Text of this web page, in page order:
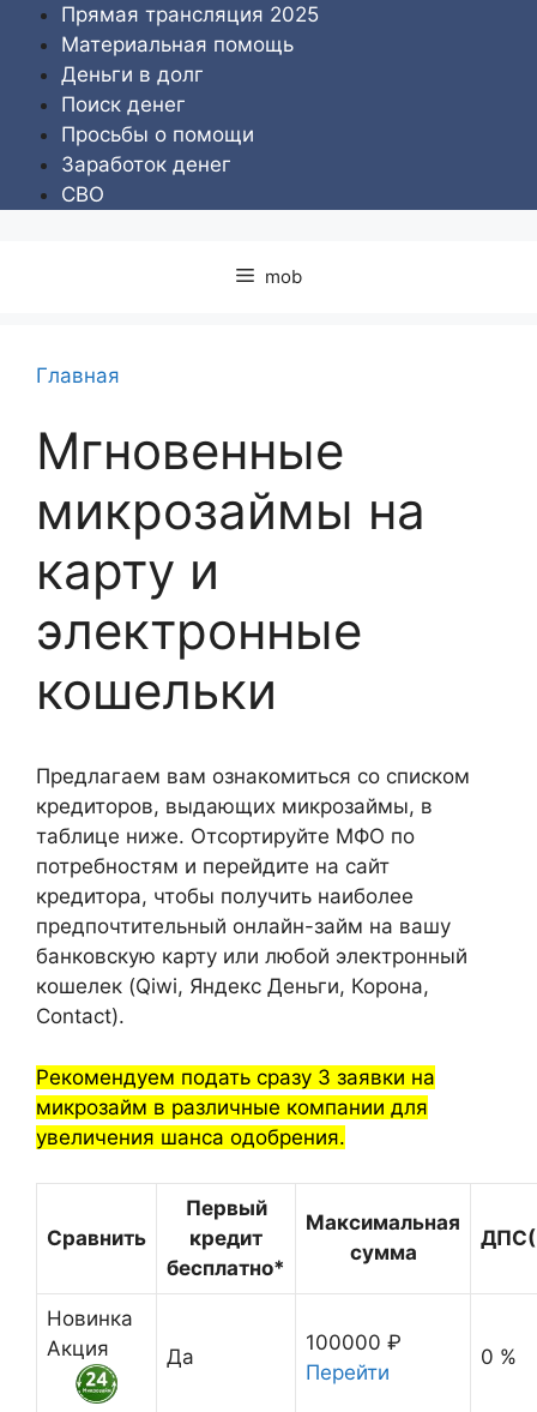
Перейти
содержимому
Прямая трансляция 2025
Материальная помощь
Деньги в долг
Поиск денег
Просьбы о помощи
Заработок денег
СВО
mob
Главная
Мгновенные
микрозаймы на
карту и
электронные
кошельки
Предлагаем вам ознакомиться со списком
кредиторов, выдающих микрозаймы, в
таблице ниже. Отсортируйте МФО по
потребностям и перейдите на сайт
кредитора, чтобы получить наиболее
предпочтительный онлайн-займ на вашу
банковскую карту или любой электронный
кошелек (Qiwi, Яндекс Деньги, Корона,
Contact).
Рекомендуем подать сразу 3 заявки на
микрозайм в различные компании для
увеличения шанса одобрения.
Сравнить
Первый
кредит
бесплатно*
Максимальная
сумма
Новинка
Акция
Да
100000 ₽
Перейти
0 %